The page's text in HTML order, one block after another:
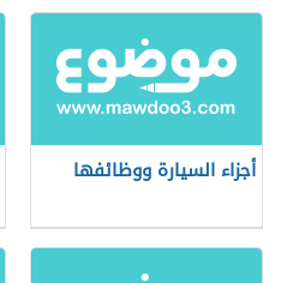
أجزاء السيارة ووظائفها